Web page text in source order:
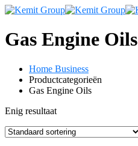
Gas Engine Oils
Home Business
Productcategorieën
Gas Engine Oils
Enig resultaat